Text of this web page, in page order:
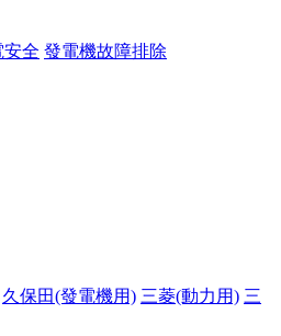
安全 發電機故障排除
久保田(發電機用) 三菱(動力用) 三